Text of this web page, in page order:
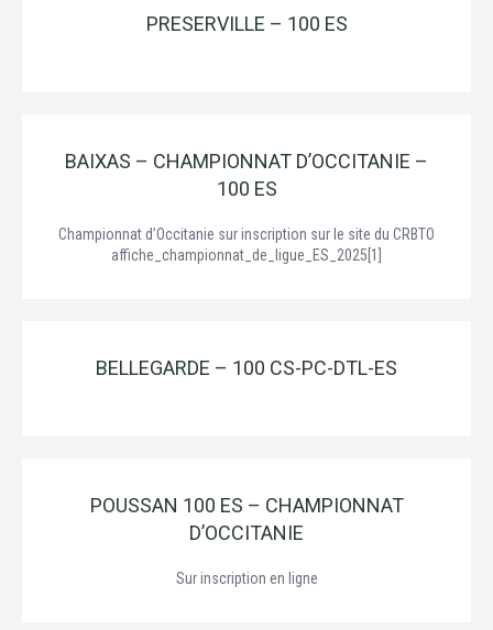
PRESERVILLE – 100 ES
BAIXAS – CHAMPIONNAT D’OCCITANIE –
100 ES
Championnat d’Occitanie sur inscription sur le site du CRBTO
affiche_championnat_de_ligue_ES_2025[1]
BELLEGARDE – 100 CS-PC-DTL-ES
POUSSAN 100 ES – CHAMPIONNAT
D’OCCITANIE
Sur inscription en ligne